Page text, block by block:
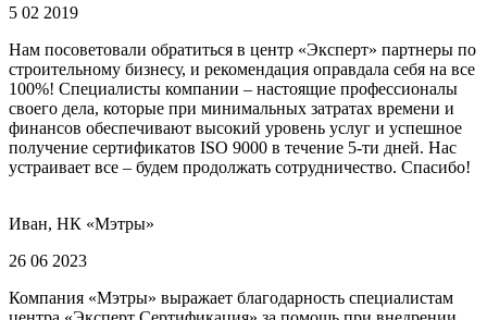
5 02 2019
Нам посоветовали обратиться в центр «Эксперт» партнеры по
строительному бизнесу, и рекомендация оправдала себя на все
100%! Специалисты компании – настоящие профессионалы
своего дела, которые при минимальных затратах времени и
финансов обеспечивают высокий уровень услуг и успешное
получение сертификатов ISO 9000 в течение 5-ти дней. Нас
устраивает все – будем продолжать сотрудничество. Спасибо!
Иван, НК «Мэтры»
26 06 2023
Компания «Мэтры» выражает благодарность специалистам